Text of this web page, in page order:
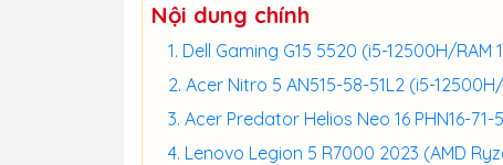
Nội dung chính
Dell Gaming G15 5520 (i5-12500H/RAM
Acer Nitro 5 AN515-58-51L2 (i5-
Acer Predator Helios Neo 16 PHN16-71-
Lenovo Legion 5 R7000 2023 (AMD